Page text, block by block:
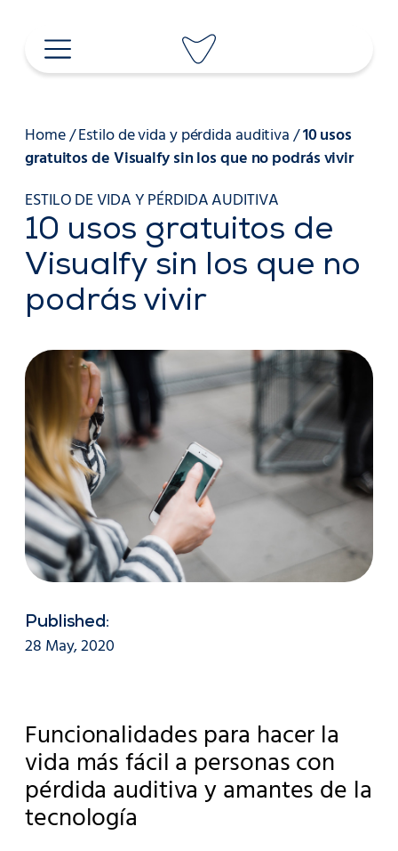
contenido
Home/Estilo de vida y pérdida auditiva/10 usos
gratuitos de Visualfy sin los que no podrás vivir
ESTILO DE VIDA Y PÉRDIDA AUDITIVA
10 usos gratuitos de
Visualfy sin los que no
podrás vivir
Published:
28 May, 2020
Funcionalidades para hacer la
vida más fácil a personas con
pérdida auditiva y amantes de la
tecnología